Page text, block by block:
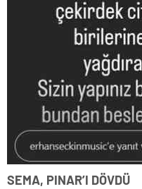
SEMA, PINAR’I DÖVDÜ